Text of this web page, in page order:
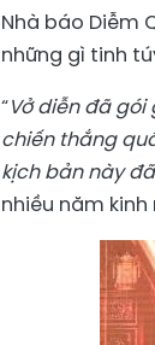
Nhà báo Diễm
những gì tinh
“Vở diễn đã
chiến thắng
kịch bản này
nhiều năm